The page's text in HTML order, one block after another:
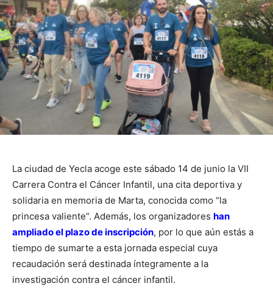
La ciudad de Yecla acoge este sábado 14 de junio la VII
Carrera Contra el Cáncer Infantil, una cita deportiva y
solidaria en memoria de Marta, conocida como “la
princesa valiente”. Además, los organizadores han
ampliado el plazo de inscripción, por lo que aún estás a
tiempo de sumarte a esta jornada especial cuya
recaudación será destinada íntegramente a la
investigación contra el cáncer infantil.